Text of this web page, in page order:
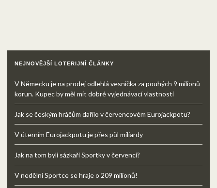
NEJNOVĚJŠÍ LOTERIJNÍ ČLÁNKY
V Německu je na prodej odlehlá vesnička za pouhých 9 milionů
korun. Kupec by měl mít dobré vyjednávací vlastnosti
Jak se českým hráčům dařilo v červencovém Eurojackpotu?
V úterním Eurojackpotu je přes půl miliardy
Jak na tom byli sázkaři Sportky v červenci?
V nedělní Sportce se hraje o 209 milionů!